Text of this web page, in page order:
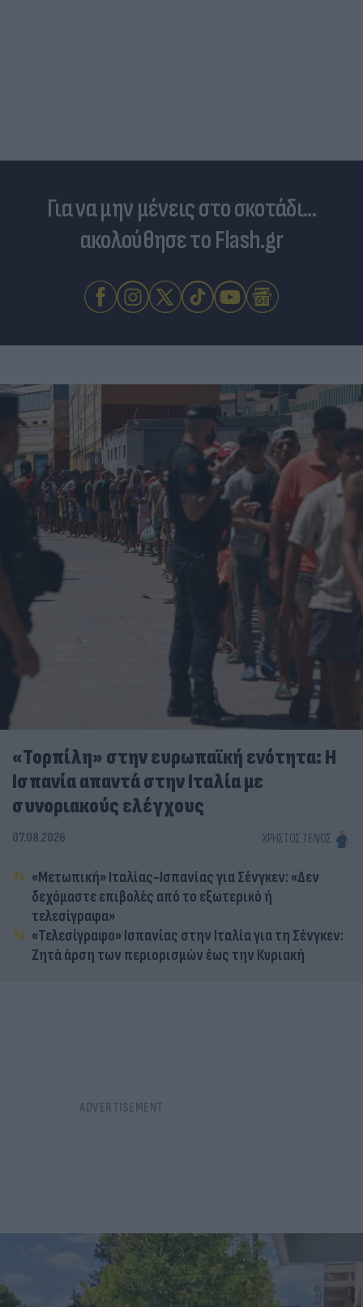
Για να μην μένεις στο σκοτάδι...
ακολούθησε το Flash.gr
«Τορπίλη» στην ευρωπαϊκή ενότητα: Η
Ισπανία απαντά στην Ιταλία με
συνοριακούς ελέγχους
07.08.2026 ΧΡΉΣΤΟΣ ΤΈΛΙΟΣ
«Μετωπική» Ιταλίας-Ισπανίας για Σένγκεν: «Δεν
δεχόμαστε επιβολές από το εξωτερικό ή
τελεσίγραφα»
«Τελεσίγραφο» Ισπανίας στην Ιταλία για τη Σένγκεν:
Ζητά άρση των περιορισμών έως την Κυριακή